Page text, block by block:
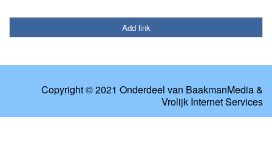
Add link
Copyright © 2021 Onderdeel van BaakmanMedia&
Vrolijk Internet Services